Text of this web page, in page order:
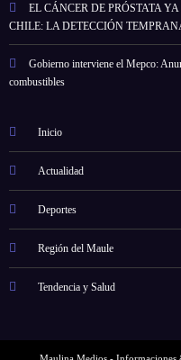
EL CÁNCER DE PRÓSTATA
CHILE: LA DETECCIÓN
Gobierno interviene el Mepco:
combustibles
Inicio
Actualidad
Deportes
Región del Maule
Tendencia y Salud